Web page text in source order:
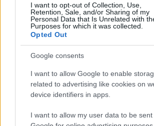
I want to opt-out of Collection, Use,
Retention, Sale, and/or Sharing of my
Personal Data that Is Unrelated with
Purposes for which it was collected.
Opted Out
Google consents
I want to allow Google to enable
related to advertising like cookies on
device identifiers in apps.
I want to allow my user data to be sent
Continua a leggere